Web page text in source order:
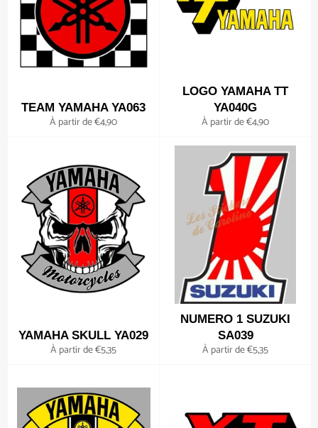
TEAM YAMAHA YA063
À partir de €4,90
LOGO YAMAHA TT
YA040G
À partir de €4,90
YAMAHA SKULL YA029
À partir de €5,35
NUMERO 1 SUZUKI
SA039
À partir de €5,35